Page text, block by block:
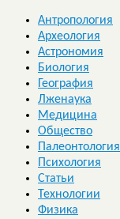
Антропология
Археология
Астрономия
Биология
География
Лженаука
Медицина
Общество
Палеонтология
Психология
Статьи
Технологии
Физика